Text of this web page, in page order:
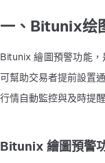
一、Bitunix绘
Bitunix 繪圖預警功能，
可幫助交易者提前設置
行情自動監控與及時提
Bitunix 繪圖預警